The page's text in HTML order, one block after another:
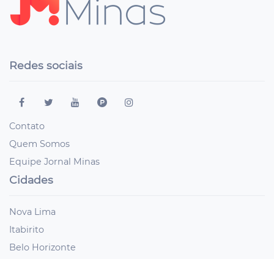
Redes sociais
Contato
Quem Somos
Equipe Jornal Minas
Cidades
Nova Lima
Itabirito
Belo Horizonte